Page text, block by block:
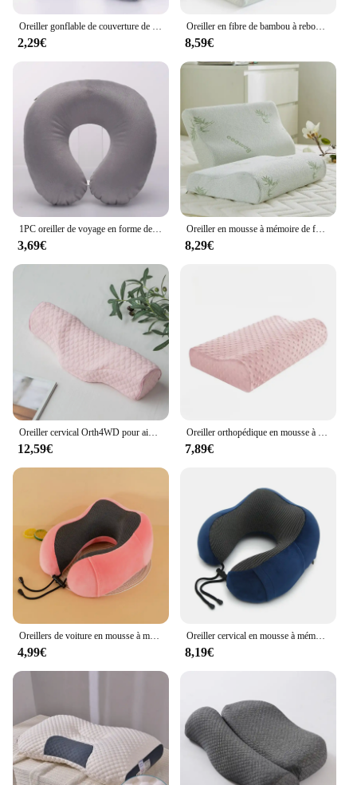
2,29€
Oreiller en fibre de bambou à rebond lent, soins de santé, mousse à mémoire de forme, oreillers Orth4WD, soutien des instituts de la présidence, 50x30cm
8,59€
1PC oreiller de voyage en forme de U Portable gonflable cou oreiller court oreiller en peluche cou coussin
3,69€
Oreiller en mousse à mémoire de forme, 40x25cm, fibre de bambou, rebond lent, soins de santé, relaxation cervicale, orthopédiques 4 roues motrices, soutien de la présidence
8,29€
Oreiller cervical Orth4WD pour aider à dormir et à protéger le cou, mousse à mémoire de forme domestique, respirant et lavable, voyage
12,59€
Oreiller orthopédique en mousse à mémoire de forme, oreiller orthopédique à rebond lent, soulagement du cou, oreiller cervical, oreillers de lit pour dormeur latéral, ergonomique
7,89€
Oreillers de voiture en mousse à mémoire de forme, soutien du cou doux, coussin de voyage en forme de U, coussin de repos de la présidence, intérieur cervical, accessoires automobiles
4,99€
Oreiller cervical en mousse à mémoire de forme en U, oreiller de voyage doux, oreiller de massage, oreiller d'avion endormi, literie de soins de santé cervicale
8,19€